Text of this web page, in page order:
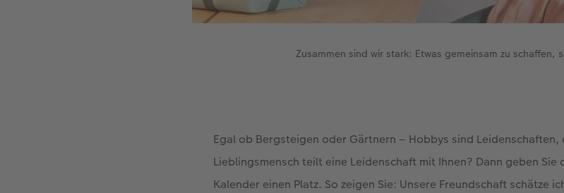
Zusammen sind wir stark: Etwas gemeinsam zu schaffen,
Egal ob Bergsteigen oder Gärtnern – Hobbys sind Leidenschaften,
Lieblingsmensch teilt eine Leidenschaft mit Ihnen? Dann geben Sie
Kalender einen Platz. So zeigen Sie: Unsere Freundschaft schätze